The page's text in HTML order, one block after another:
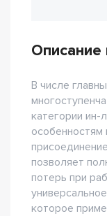
Описание
В числе
категории ин-
позволяет
потерь при
которое